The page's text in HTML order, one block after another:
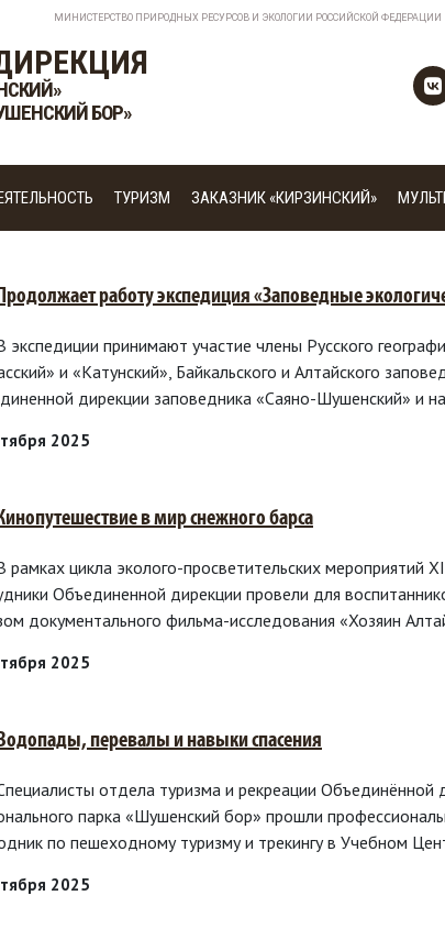
МИНИСТЕРСТВО ПРИРОДНЫХ РЕСУРСОВ И ЭКОЛОГИИ РОССИЙСКОЙ ФЕДЕРАЦИИ
БОР»
ТУРИЗМ ЗАКАЗНИК «КИРЗИНСКИЙ»
работу экспедиция «Заповедные
экспедиции принимают участие члены Русского
и «Катунский», Байкальского и Алтайского
дирекции заповедника «Саяно-Шушенский» и
2025
в мир снежного барса
рамках цикла эколого-просветительских
Объединенной дирекции провели для
документального фильма-исследования «Хозяин
2025
перевалы и навыки спасения
отдела туризма и рекреации
парка «Шушенский бор» прошли
по пешеходному туризму и трекингу в Учебном
2025